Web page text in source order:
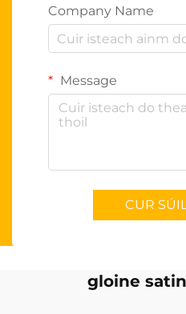
Company Name
Message
CUR
gloine